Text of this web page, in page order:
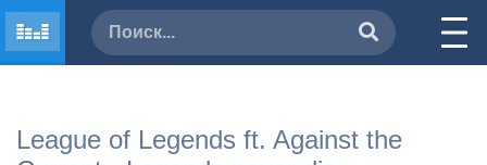
League of Legends ft. Against the